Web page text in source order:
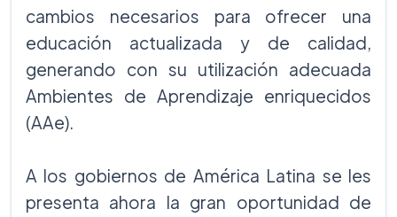
cambios necesarios para ofrecer una
educación actualizada y de calidad,
generando con su utilización adecuada
Ambientes de Aprendizaje enriquecidos
(AAe).
A los gobiernos de América Latina se les
presenta ahora la gran oportunidad de